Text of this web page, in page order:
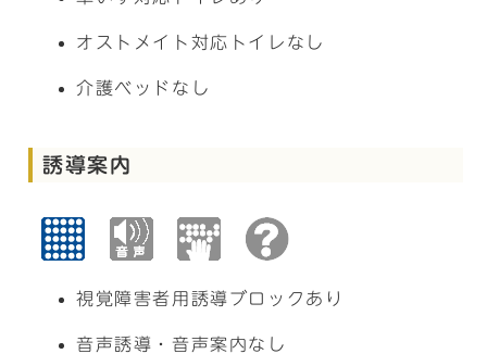
オストメイト対応トイレなし
介護ベッドなし
誘導案内
視覚障害者用誘導ブロックあり
音声誘導・音声案内なし